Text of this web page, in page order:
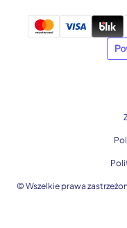
© Wszelkie prawa